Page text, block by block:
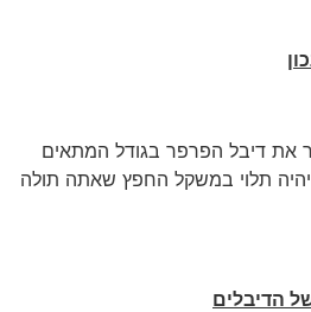
את דיבל הפרפר בגודל המתאים
יהיה תלוי במשקל החפץ שאתה תולה